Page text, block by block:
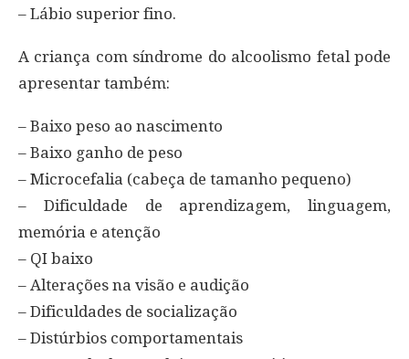
– Lábio superior fino.
A criança com síndrome do alcoolismo fetal pode
apresentar também:
– Baixo peso ao nascimento
– Baixo ganho de peso
– Microcefalia (cabeça de tamanho pequeno)
– Dificuldade de aprendizagem, linguagem,
memória e atenção
– QI baixo
– Alterações na visão e audição
– Dificuldades de socialização
– Distúrbios comportamentais